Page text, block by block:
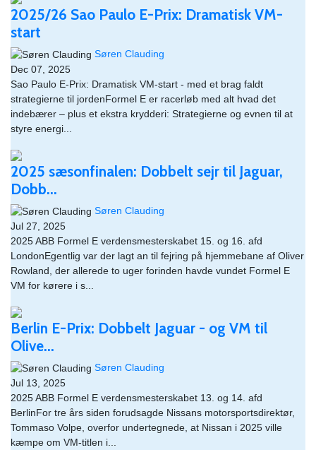
2025/26 Sao Paulo E-Prix: Dramatisk VM-
start
Søren Clauding
Dec 07, 2025
Sao Paulo E-Prix: Dramatisk VM-start - med et brag faldt
strategierne til jordenFormel E er racerløb med alt hvad det
indebærer – plus et ekstra krydderi: Strategierne og evnen til at
styre energi...
2025 sæsonfinalen: Dobbelt sejr til Jaguar,
Dobb...
Søren Clauding
Jul 27, 2025
2025 ABB Formel E verdensmesterskabet 15. og 16. afd
LondonEgentlig var der lagt an til fejring på hjemmebane af Oliver
Rowland, der allerede to uger forinden havde vundet Formel E
VM for kørere i s...
Berlin E-Prix: Dobbelt Jaguar - og VM til
Olive...
Søren Clauding
Jul 13, 2025
2025 ABB Formel E verdensmesterskabet 13. og 14. afd
BerlinFor tre års siden forudsagde Nissans motorsportsdirektør,
Tommaso Volpe, overfor undertegnede, at Nissan i 2025 ville
kæmpe om VM-titlen i...